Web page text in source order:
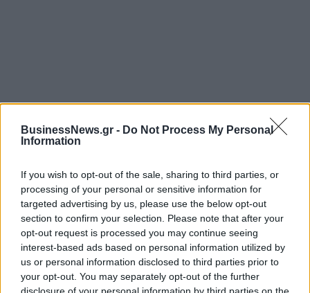
BusinessNews.gr - Do Not Process My Personal
Information
If you wish to opt-out of the sale, sharing to third parties, or
processing of your personal or sensitive information for
targeted advertising by us, please use the below opt-out
section to confirm your selection. Please note that after your
opt-out request is processed you may continue seeing
interest-based ads based on personal information utilized by
us or personal information disclosed to third parties prior to
your opt-out. You may separately opt-out of the further
Χρηματιστήριο: Πτώση κατά 0,18%, στα 315,71
εκατ. ευρώ ο τζίρος
05/08/2026 - 18:27 ΟΙΚΟΝΟΜΙΑ
Είσοδος της γαλλικής Meridiam στην ηλεκτρική
διασύνδεση Ελλάδας – Κύπρου